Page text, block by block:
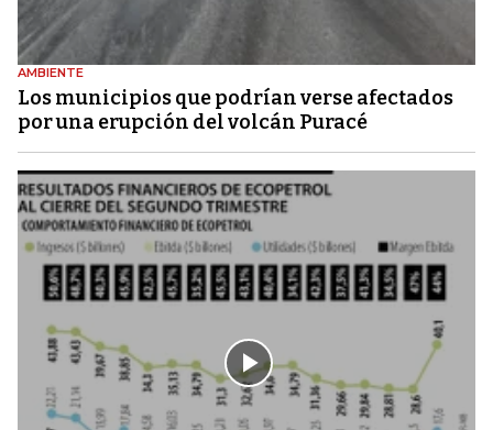
AMBIENTE
Los municipios que podrían verse afectados
por una erupción del volcán Puracé